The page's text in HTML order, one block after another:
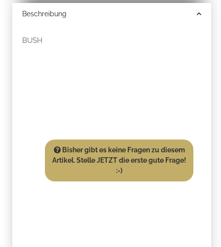
Beschreibung
BUSH
Bisher gibt es keine Fragen zu diesem
Artikel. Stelle JETZT die erste gute Frage!
:-)